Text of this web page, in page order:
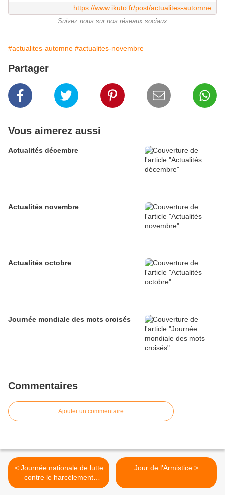
https://www.ikuto.fr/post/actualites-automne
Suivez nous sur nos réseaux sociaux
#actualites-automne #actualites-novembre
Partager
Vous aimerez aussi
Actualités décembre
Actualités novembre
Actualités octobre
Journée mondiale des mots croisés
Commentaires
Ajouter un commentaire
< Journée nationale de lutte
contre le harcèlement
scolaire
Jour de l'Armistice >